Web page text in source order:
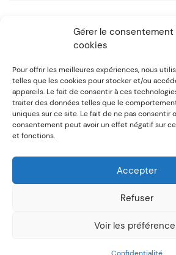
Gérer le consentement
cookies
Pour offrir les meilleures expériences, nous
telles que les cookies pour stocker et/ou
appareils. Le fait de consentir à ces
traiter des données telles que le
uniques sur ce site. Le fait de ne pas consentir
consentement peut avoir un effet négatif sur
et fonctions.
Accepter
Refuser
Voir les
No. You cannot log in to
team so no need to save a
Utile? / Helpful?
0
0
Post
navigation
Previous:Do we need to
register permissions for our
team?
Next: